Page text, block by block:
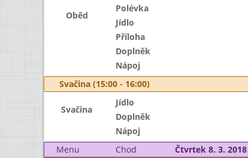
Oběd
Polévka
Jídlo
Příloha
Doplněk
Nápoj
Svačina (15:00 - 16:00)
Svačina
Jídlo
Doplněk
Nápoj
Menu
Chod Čtvrtek 8. 3. 2018